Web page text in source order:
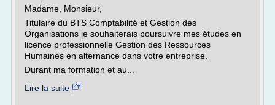
Madame, Monsieur,
Titulaire du BTS Comptabilité et Gestion des
Organisations je souhaiterais poursuivre mes études en
licence professionnelle Gestion des Ressources
Humaines en alternance dans votre entreprise.
Durant ma formation et au...
Lire la suite